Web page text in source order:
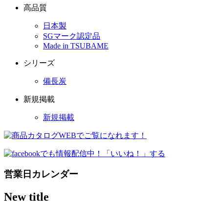
高品質
日本製
SGマーク認定品
Made in TSUBAME
シリーズ
備長炭
新規掲載
新規掲載
営業日カレンダー
New title